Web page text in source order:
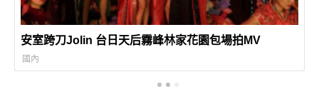
安室跨刀Jolin 台日天后霧峰林家花園包場拍MV
國內